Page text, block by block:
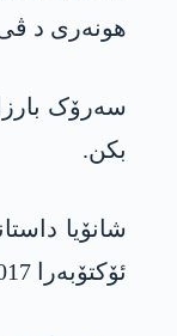
ھونەری د
سەرۆک
بکن.
ئۆکتۆبەرا 2017 دکە، ڤەگێرانا خەباتا رزگاریخوازیێ یا کوردستانێیە ب گەلەک دیمەنێن خوەشک یێن ھونەری.